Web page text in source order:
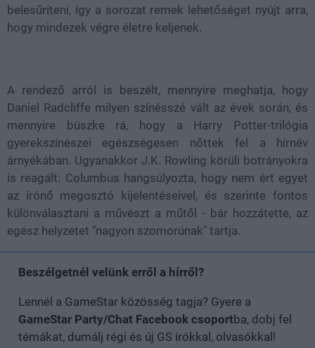
belesűríteni, így a sorozat remek lehetőséget nyújt arra,
hogy mindezek végre életre keljenek.
A rendező arról is beszélt, mennyire meghatja, hogy
Daniel Radcliffe milyen színésszé vált az évek során, és
mennyire büszke rá, hogy a Harry Potter-trilógia
gyerekszínészei egészségesen nőttek fel a hírnév
árnyékában. Ugyanakkor J.K. Rowling körüli botrányokra
is reagált: Columbus hangsúlyozta, hogy nem ért egyet
az írónő megosztó kijelentéseivel, és szerinte fontos
különválasztani a művészt a műtől - bár hozzátette, az
egész helyzetet "nagyon szomorúnak" tartja.
Beszélgetnél velünk erről a hírről?
Lennél a GameStar közösség tagja? Gyere a
GameStar Party/Chat Facebook csoportba, dobj fel
témákat, dumálj régi és új GS írókkal, olvasókkal!